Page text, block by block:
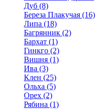
Дуб (8)
Береза Плакучая (16)
Липа (18)
Багрянник (2)
Бархат (1)
Гинкго (2)
Вишня (1)
Ива (3)
Клен (25)
Ольха (5)
Орех (2)
Рябина (1)